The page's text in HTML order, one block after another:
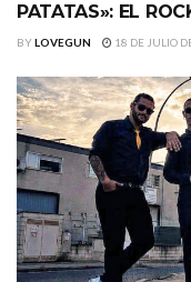
PATATAS»: EL
BYLOVEGUN 18 DE JULIO